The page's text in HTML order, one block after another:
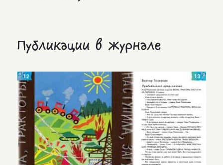
Публикации в журнале